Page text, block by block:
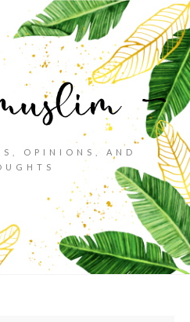
OPINIONS, AND